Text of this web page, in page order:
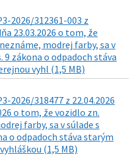
2026/312361-003 z
23.03.2026 o tom, že
modrej farby, sa v
9 zákona o odpadoch stáva
vyhl (1,5 MB)
2026/318477 z 22.04.2026
o tom, že vozidlo zn.
farby, sa v súlade s
o odpadoch stáva starým
(1,5 MB)